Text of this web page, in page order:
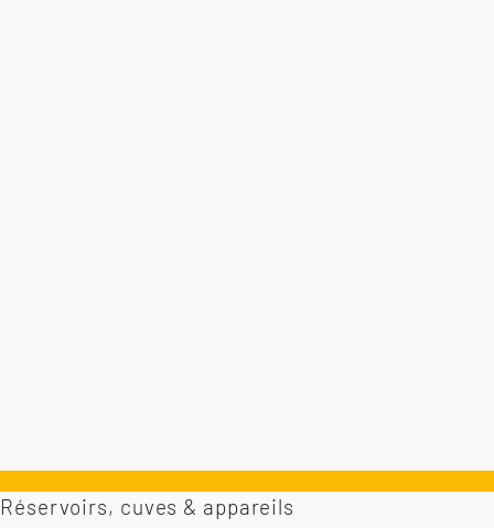
Réservoirs, cuves & appareils